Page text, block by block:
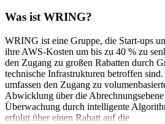
Was ist WRING?
WRING ist eine Gruppe, die Start-ups
ihre AWS-Kosten um bis zu 40 % zu
den Zugang zu großen Rabatten durch
technische Infrastrukturen betroffen
umfassen den Zugang zu
Abwicklung über die
Überwachung durch intelligente
erfolgt über einen Rabatt auf die